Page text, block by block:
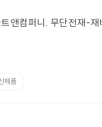
앤컴퍼니. 무단전재-재
제품